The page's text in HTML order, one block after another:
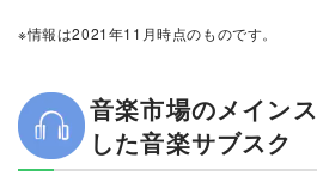
8：Amazon Music Prime
10：楽天ミュージック
おわりに
※情報は2021年11月時点のものです。
音楽市場のメイン
した音楽サブスク